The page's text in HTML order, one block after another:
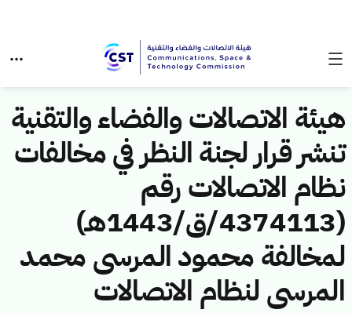
هيئة الاتصالات والفضاء والتقنية
تنشر قرار لجنة النظر في مخالفات
نظام الاتصالات رقم
(4374113/ق/1443هـ)
لمخالفة محمود المرسى محمد
المرسى لنظام الاتصالات